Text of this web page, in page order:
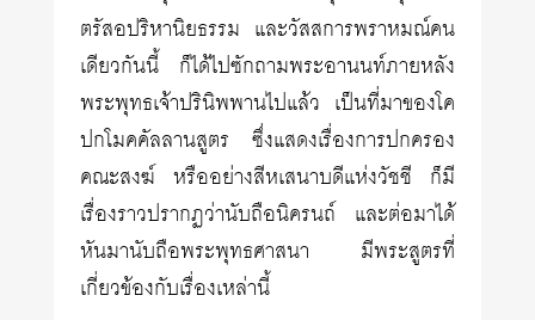
ตรัสอปริหานิยธรรม และวัสสการพราหมณ์คน
เดียวกันนี้ ก็ได้ไปซักถามพระอานนท์ภายหลัง
พระพุทธเจ้าปรินิพพานไปแล้ว เป็นที่มาของโค
ปกโมคคัลลานสูตร ซึ่งแสดงเรื่องการปกครอง
คณะสงฆ์ หรืออย่างสีหเสนาบดีแห่งวัชชี ก็มี
เรื่องราวปรากฏว่านับถือนิครนถ์ และต่อมาได้
หันมานับถือพระพุทธศาสนา มีพระสูตรที่
เกี่ยวข้องกับเรื่องเหล่านี้